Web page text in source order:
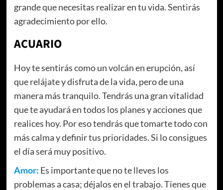
grande que necesitas realizar en tu vida. Sentirás
agradecimiento por ello.
ACUARIO
Hoy te sentirás como un volcán en erupción, así
que relájate y disfruta de la vida, pero de una
manera más tranquilo. Tendrás una gran vitalidad
que te ayudará en todos los planes y acciones que
realices hoy. Por eso tendrás que tomarte todo con
más calma y definir tus prioridades. Si lo consigues
el día será muy positivo.
Amor: Es importante que no te lleves los
problemas a casa; déjalos en el trabajo. Tienes que